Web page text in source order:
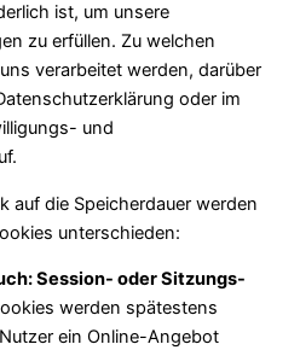
ist, um unsere
zu erfüllen. Zu welchen
verarbeitet werden, darüber
oder im
und
auf die Speicherdauer werden
unterschieden:
Session- oder Sitzungs-
werden spätestens
ein Online-Angebot